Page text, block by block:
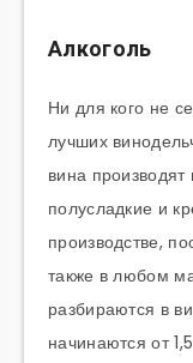
Алкоголь
Ни для кого не
лучших
вина
полусладкие и
производстве,
также в любом
разбираются в
начинаются от